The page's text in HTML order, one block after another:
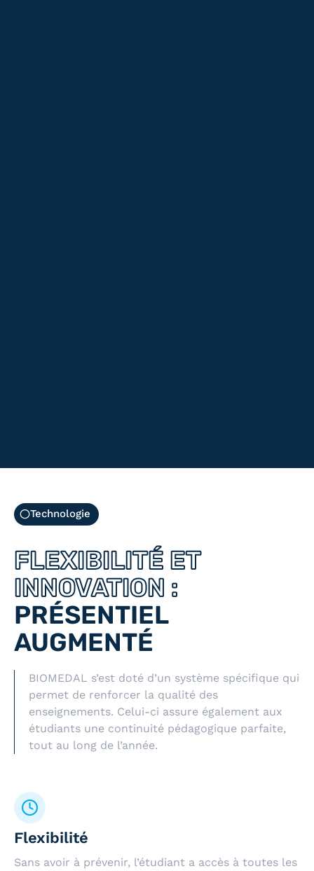
Technologie
FLEXIBILITÉ ET
INNOVATION :
PRÉSENTIEL
AUGMENTÉ
BIOMEDAL s’est doté d’un système spécifique qui
permet de renforcer la qualité des
enseignements. Celui-ci assure également aux
étudiants une continuité pédagogique parfaite,
tout au long de l’année.
Flexibilité
Sans avoir à prévenir, l’étudiant a accès à toutes les